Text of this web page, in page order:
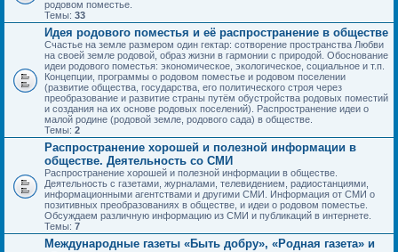
родовом поместье.
Темы: 33
Идея родового поместья и её распространение в обществе
Счастье на земле размером один гектар: сотворение пространства Любви
на своей земле родовой, образ жизни в гармонии с природой. Обоснование
идеи родового поместья: экономическое, экологическое, социальное и т.п.
Концепции, программы о родовом поместье и родовом поселении
(развитие общества, государства, его политического строя через
преобразование и развитие страны путём обустройства родовых поместий
и создания на их основе родовых поселений). Распространение идеи о
малой родине (родовой земле, родового сада) в обществе.
Темы: 2
Распространение хорошей и полезной информации в
обществе. Деятельность со СМИ
Распространение хорошей и полезной информации в обществе.
Деятельность с газетами, журналами, телевидением, радиостанциями,
информационными агентствами и другими СМИ. Информация от СМИ о
позитивных преобразованиях в обществе, и идеи о родовом поместье.
Обсуждаем различную информацию из СМИ и публикаций в интернете.
Темы: 7
Международные газеты «Быть добру», «Родная газета» и